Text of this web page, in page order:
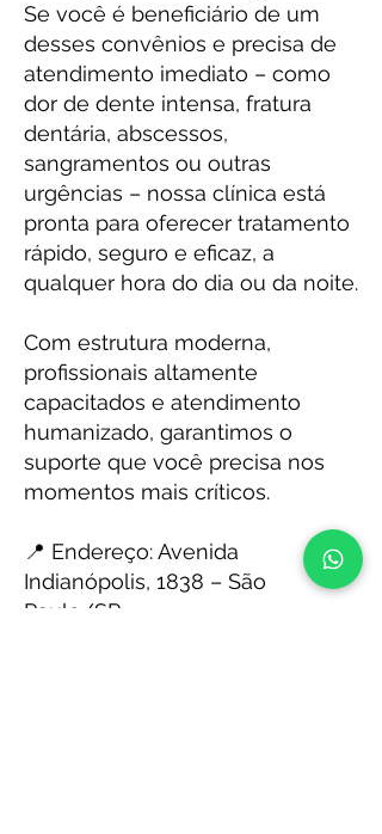
Se você é beneficiário de um
desses convênios e precisa de
atendimento imediato – como
dor de dente intensa, fratura
dentária, abscessos,
sangramentos ou outras
urgências – nossa clínica está
pronta para oferecer tratamento
rápido, seguro e eficaz, a
qualquer hora do dia ou da noite.
Com estrutura moderna,
profissionais altamente
capacitados e atendimento
humanizado, garantimos o
suporte que você precisa nos
momentos mais críticos.
📍 Endereço: Avenida
Indianópolis, 1838 – São
Paulo/SP